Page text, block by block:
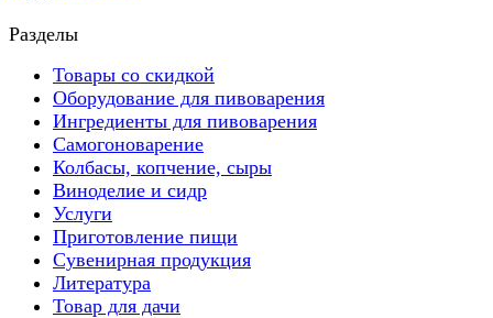
Разделы
Товары со скидкой
Оборудование для пивоварения
Ингредиенты для пивоварения
Самогоноварение
Колбасы, копчение, сыры
Виноделие и сидр
Услуги
Приготовление пищи
Сувенирная продукция
Литература
Товар для дачи